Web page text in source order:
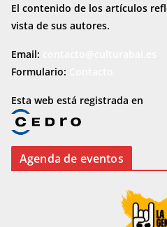
El contenido de los artículos
vista de sus autores.
Email:
Formulario:
Esta web está registrada en
Agenda de eventos